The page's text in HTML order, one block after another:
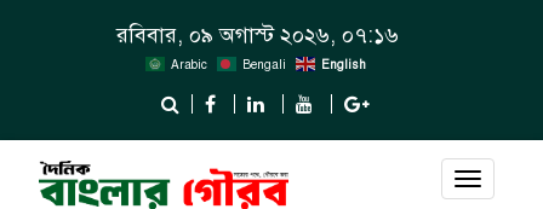
রবিবার, ০৯ অগাস্ট ২০২৬, ০৭:১৬
Arabic Bengali English
Toggle